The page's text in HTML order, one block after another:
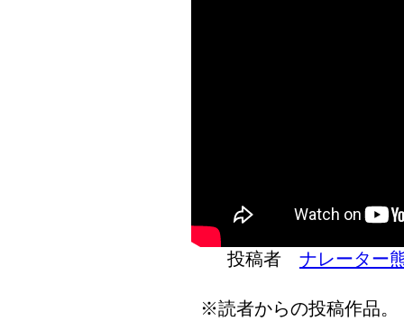
投稿者 ナレーター
※読者からの投稿作品